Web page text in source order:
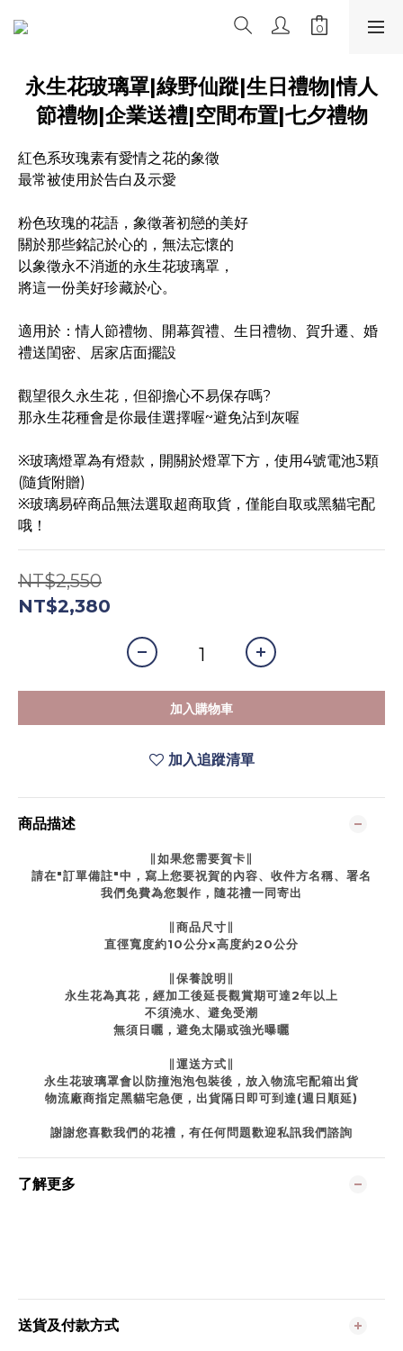
永生花玻璃罩|綠野仙蹤|生日禮物|情人
節禮物|企業送禮|空間布置|七夕禮物
紅色系玫瑰素有愛情之花的象徵
最常被使用於告白及示愛
粉色玫瑰的花語，象徵著初戀的美好
關於那些銘記於心的，無法忘懷的
以象徵永不消逝的永生花玻璃罩，
將這一份美好珍藏於心。
適用於：情人節禮物、開幕賀禮、生日禮物、賀升遷、婚
禮送閨密、居家店面擺設
觀望很久永生花，但卻擔心不易保存嗎?
那永生花種會是你最佳選擇喔~避免沾到灰喔
※玻璃燈罩為有燈款，開關於燈罩下方，使用4號電池3顆
(隨貨附贈)
※玻璃易碎商品無法選取超商取貨，僅能自取或黑貓宅配
哦！
NT$2,550
NT$2,380
加入購物車
加入追蹤清單
商品描述
∥如果您需要賀卡∥
請在"訂單備註"中，寫上您要祝賀的內容、收件方名稱、署名
我們免費為您製作，隨花禮一同寄出
∥商品尺寸∥
直徑寬度約10公分x高度約20公分
∥保養說明∥
永生花為真花，經加工後延長觀賞期可達2年以上
不須澆水、避免受潮
無須日曬，避免太陽或強光曝曬
∥運送方式∥
永生花玻璃罩會以防撞泡泡包裝後，放入物流宅配箱出貨
物流廠商指定黑貓宅急便，出貨隔日即可到達(週日順延)
謝謝您喜歡我們的花禮，有任何問題歡迎私訊我們諮詢
了解更多
送貨及付款方式